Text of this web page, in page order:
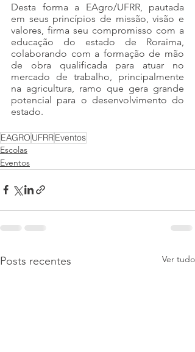
Desta forma a EAgro/UFRR, pautada
em seus princípios de missão, visão e
valores, firma seu compromisso com a
educação do estado de Roraima,
colaborando com a formação de mão
de obra qualificada para atuar no
mercado de trabalho, principalmente
na agricultura, ramo que gera grande
potencial para o desenvolvimento do
estado.
EAGRO UFRREventos
Escolas
Eventos
Posts recentes Ver tudo